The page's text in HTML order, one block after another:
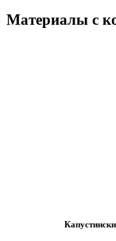
Материалы с